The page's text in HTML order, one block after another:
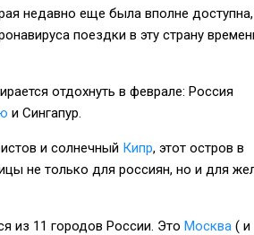
недавно еще была вполне
поездки в эту страну
отдохнуть в феврале: Россия
и Сингапур.
и солнечный Кипр, этот остров в
не только для россиян, но и для
из 11 городов России. Это Москва ( и